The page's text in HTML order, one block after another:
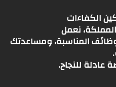
الكفاءات
نعمل
المناسبة، ومساعدتك
عادلة للنجاح.